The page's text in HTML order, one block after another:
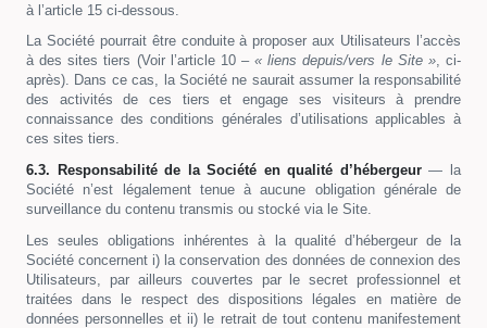
à l’article 15 ci-dessous.
La Société pourrait être conduite à proposer aux Utilisateurs l’accès
à des sites tiers (Voir l’article 10 –« liens depuis/vers le Site », ci-
après). Dans ce cas, la Société ne saurait assumer la responsabilité
des activités de ces tiers et engage ses visiteurs à prendre
connaissance des conditions générales d’utilisations applicables à
ces sites tiers.
6.3. Responsabilité de la Société en qualité d’hébergeur— la
Société n’est légalement tenue à aucune obligation générale de
surveillance du contenu transmis ou stocké via le Site.
Les seules obligations inhérentes à la qualité d’hébergeur de la
Société concernent i) la conservation des données de connexion des
Utilisateurs, par ailleurs couvertes par le secret professionnel et
traitées dans le respect des dispositions légales en matière de
données personnelles et ii) le retrait de tout contenu manifestement